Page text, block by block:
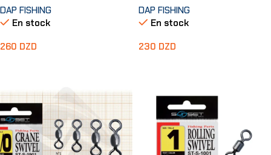
DAP FISHING
En stock
260 DZD
DAP FISHING
En stock
230 DZD